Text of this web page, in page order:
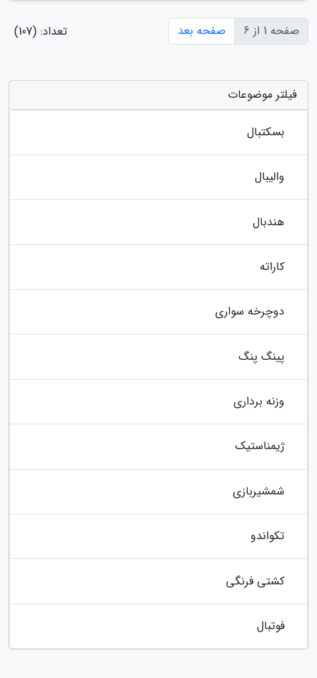
صفحه 1 از 6 صفحه بعد تعداد: (107)
فیلتر موضوعات
بسکتبال
والیبال
هندبال
کاراته
دوچرخه سواری
پینگ پنگ
وزنه برداری
ژیمناستیک
شمشیربازی
تکواندو
کشتی فرنگی
فوتبال